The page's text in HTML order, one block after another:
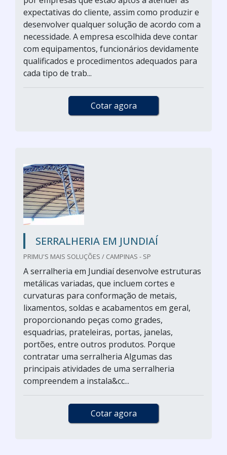
expectativas do cliente, assim como produzir e
desenvolver qualquer solução de acordo com a
necessidade. A empresa escolhida deve contar
com equipamentos, funcionários devidamente
qualificados e procedimentos adequados para
cada tipo de trab...
Cotar agora
SERRALHERIA EM JUNDIAÍ
PRIMU'S MAIS SOLUÇÕES / CAMPINAS - SP
A serralheria em Jundiaí desenvolve estruturas
metálicas variadas, que incluem cortes e
curvaturas para conformação de metais,
lixamentos, soldas e acabamentos em geral,
proporcionando peças como grades,
esquadrias, prateleiras, portas, janelas,
portões, entre outros produtos. Porque
contratar uma serralheria Algumas das
principais atividades de uma serralheria
compreendem a instala&cc...
Cotar agora